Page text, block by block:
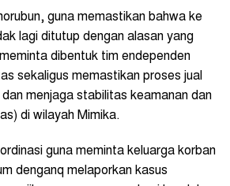
guna memastikan bahwa ke
lagi ditutup dengan alasan yang
dibentuk tim endependen
sekaligus memastikan proses jual
menjaga stabilitas keamanan dan
di wilayah Mimika.
guna meminta keluarga korban
denganq melaporkan kasus